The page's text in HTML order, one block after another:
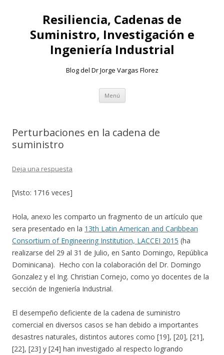
Resiliencia, Cadenas de
Suministro, Investigación e
Ingeniería Industrial
Blog del Dr Jorge Vargas Florez
Menú Ir
contenido
Perturbaciones en la cadena de
suministro
Deja una respuesta
[Visto: 1716 veces]
Hola, anexo les comparto un fragmento de un artículo que
sera presentado en la 13th Latin American and Caribbean
Consortium of Engineering Institution, LACCEI 2015 (ha
realizarse del 29 al 31 de Julio, en Santo Domingo, República
Dominicana). Hecho con la colaboración del Dr. Domingo
Gonzalez y el Ing. Christian Cornejo, como yo docentes de la
sección de Ingeniería Industrial.
El desempeño deficiente de la cadena de suministro
comercial en diversos casos se han debido a importantes
desastres naturales, distintos autores como [19], [20], [21],
[22], [23] y [24] han investigado al respecto logrando